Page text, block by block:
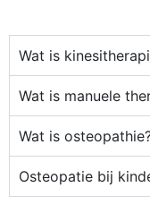
Wat is
Wat is manuele
Wat is
Osteopatie bij